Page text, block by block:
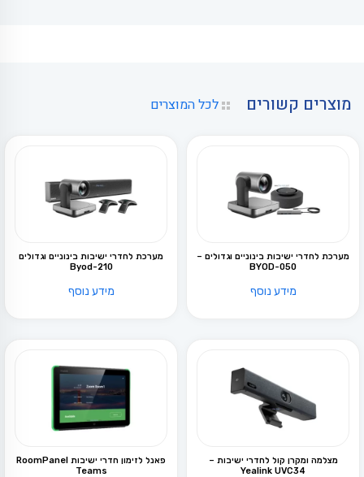
מוצרים קשורים לכל המוצרים
מערכת לחדרי ישיבות בינוניים וגדולים –
BYOD-050
מידע נוסף
מערכת לחדרי ישיבות בינוניים וגדולים
Byod-210
מידע נוסף
מצלמה ומקרן קול לחדרי ישיבות –
Yealink UVC34
פאנל לזימון חדרי ישיבות RoomPanel
Teams